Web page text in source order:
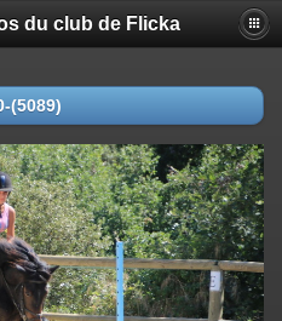
du club de Flicka
(5089)